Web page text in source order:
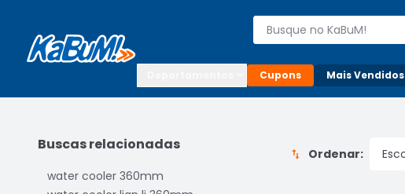
Buscar produtos
Cupons Mais Vendidos
Buscas relacionadas
water cooler 360mm
Ordenar: